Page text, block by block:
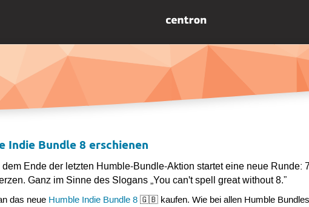
Indie Bundle 8 erschienen
Ende der letzten Humble-Bundle-Aktion startet eine neue
Ganz im Sinne des Slogans „You can't spell great without 8.”
das neue Humble Indie Bundle 8 🇬🇧 kaufen. Wie bei allen Humble